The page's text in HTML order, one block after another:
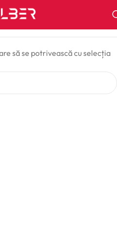
să se potrivească cu selecția